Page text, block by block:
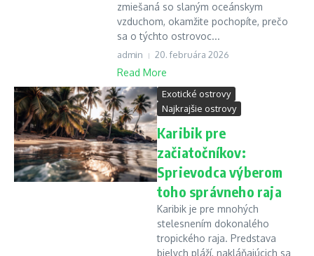
zmiešaná so slaným oceánskym
vzduchom, okamžite pochopíte, prečo
sa o týchto ostrovoc...
admin 20. februára 2026
Read More
Exotické ostrovy
Najkrajšie ostrovy
Karibik pre
začiatočníkov:
Sprievodca výberom
toho správneho raja
Karibik je pre mnohých
stelesnením dokonalého
tropického raja. Predstava
bielych pláží, nakláňajúcich sa